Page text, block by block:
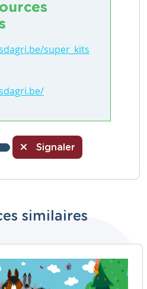
super_kits
Signaler
similaires